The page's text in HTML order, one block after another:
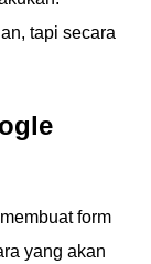
tapi secara
form
yang akan